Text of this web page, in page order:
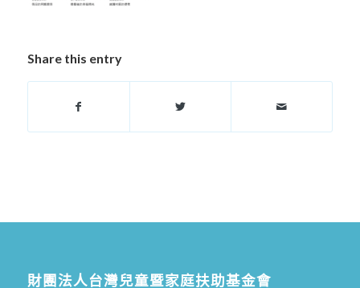
Share this entry
財團法人台灣兒童暨家庭扶助基金會